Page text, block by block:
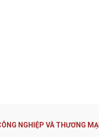
NGHIỆP VÀ THƯƠNG